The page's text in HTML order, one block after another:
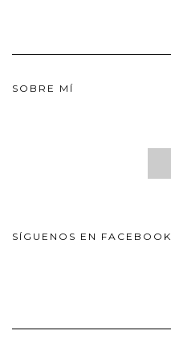
SOBRE MÍ
SÍGUENOS EN FACEBOOK